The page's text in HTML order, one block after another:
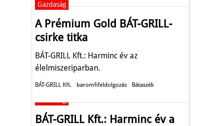
Gazdaság
A Prémium Gold BÁT-GRILL-
csirke titka
BÁT-GRILL Kft.: Harminc év az
élelmiszeriparban.
BÁT-GRILL Kft. baromfifeldolgozás Bátaszék
BÁT-GRILL Kft.: Harminc év a